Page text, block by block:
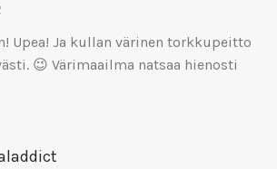
Upea! Ja kullan värinen torkkupeitto
😉 Värimaailma natsaa hienosti